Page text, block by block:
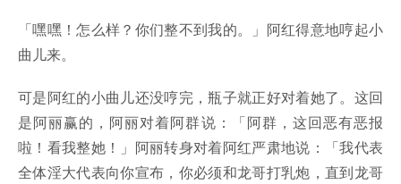
「嘿嘿！怎么样？你们整不到我的。」阿红得意地哼起小
曲儿来。
可是阿红的小曲儿还没哼完，瓶子就正好对着她了。这回
是阿丽赢的，阿丽对着阿群说：「阿群，这回恶有恶报
啦！看我整她！」阿丽转身对着阿红严肃地说：「我代表
全体淫大代表向你宣布，你必须和龙哥打乳炮，直到龙哥